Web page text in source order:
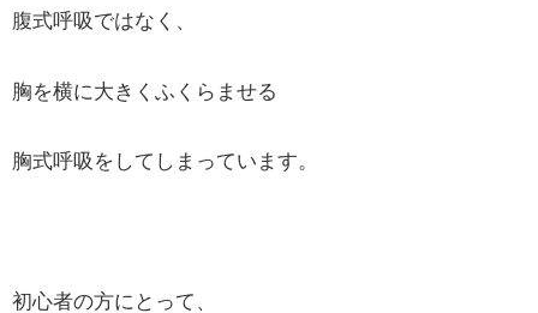
腹式呼吸ではなく、
胸を横に大きくふくらませる
胸式呼吸をしてしまっています。
初心者の方にとって、